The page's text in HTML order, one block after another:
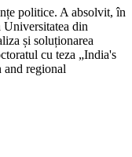
politice. A absolvit, în
Universitatea din
și soluționarea
cu teza „India's
and regional